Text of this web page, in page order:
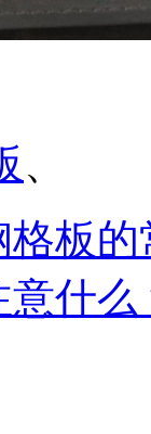
、
格板
意什么